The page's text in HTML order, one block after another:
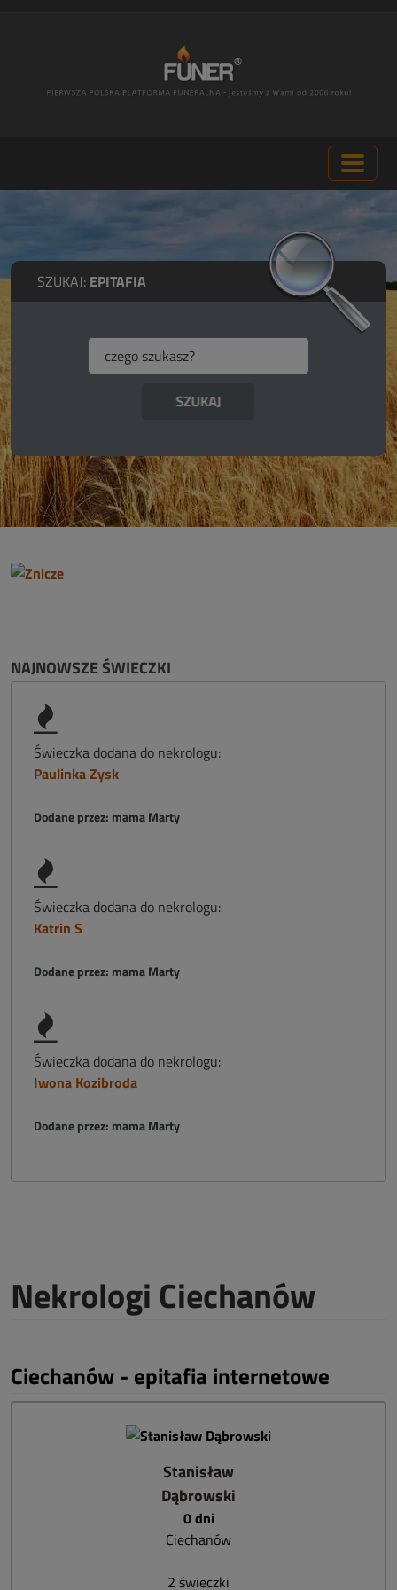
SZUKAJ: EPITAFIA
NAJNOWSZE ŚWIECZKI
Świeczka dodana do nekrologu:
Paulinka Zysk
Dodane przez: mama Marty
Świeczka dodana do nekrologu:
Katrin S
Dodane przez: mama Marty
Świeczka dodana do nekrologu:
Iwona Kozibroda
Dodane przez: mama Marty
Nekrologi Ciechanów
Ciechanów - epitafia internetowe
Stanisław
Dąbrowski
0 dni
Ciechanów
2 świeczki